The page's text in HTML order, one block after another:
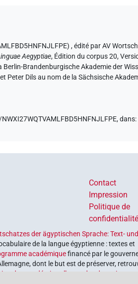
,édité par AV
Aegyptiae, Édition du corpus 20,
Brandenburgische Akademie der
Peter Dils au nom de la Sächsische
dans:
Contact
Impression
Politique de
confidentialité
der ägyptischen Sprache: Text- und
de la langue égyptienne : textes et
académiquefinancé par le
dont le but est de préserver,
des académies allemandes des sciences